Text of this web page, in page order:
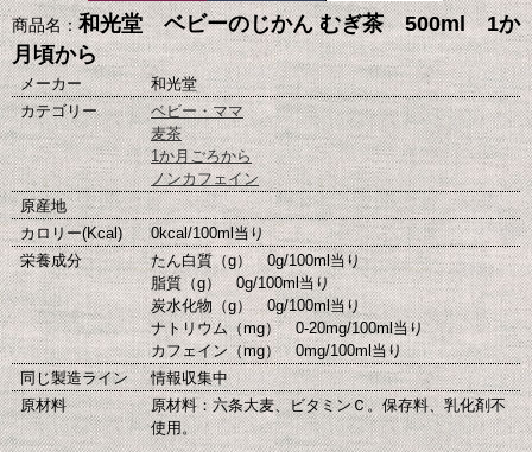
商品名：和光堂 ベビーのじかん むぎ茶 500ml 1か
月頃から
メーカー
和光堂
カテゴリー
ベビー・ママ
麦茶
1か月ごろから
ノンカフェイン
原産地
カロリー(Kcal)
0kcal/100ml当り
栄養成分
たん白質（g） 0g/100ml当り
脂質（g） 0g/100ml当り
炭水化物（g） 0g/100ml当り
ナトリウム（mg） 0-20mg/100ml当り
カフェイン（mg） 0mg/100ml当り
同じ製造ライン
情報収集中
原材料
原材料：六条大麦、ビタミンＣ。保存料、乳化剤不
使用。